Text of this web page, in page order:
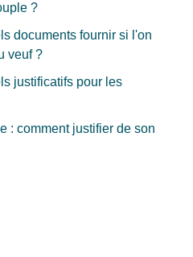
?
documents fournir si l'on
veuf ?
justificatifs pour les
: comment justifier de son